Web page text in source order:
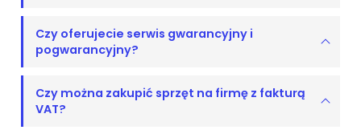
Czy oferujecie serwis gwarancyjny i
pogwarancyjny?
Czy można zakupić sprzęt na firmę z fakturą
VAT?